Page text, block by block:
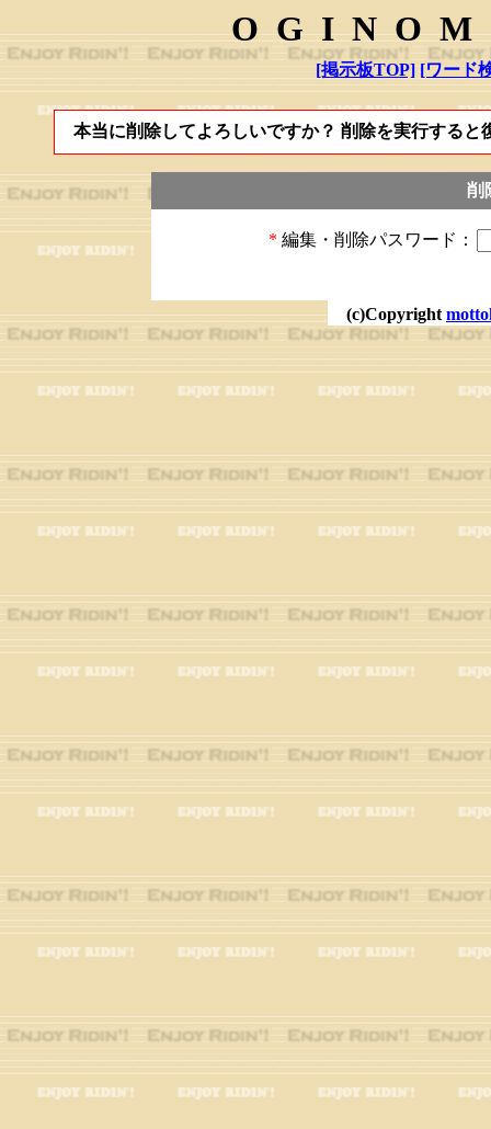
[掲示板TOP] [ワード
本当に削除してよろしいですか？ 削除を実行する
削
* 編集・削除パスワード：
(c)Copyright